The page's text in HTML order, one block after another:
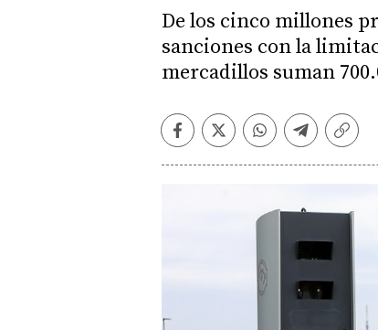
De los cinco millones
sanciones con la
mercadillos suman
Facebook
TwitterWhatsapp
Telegram